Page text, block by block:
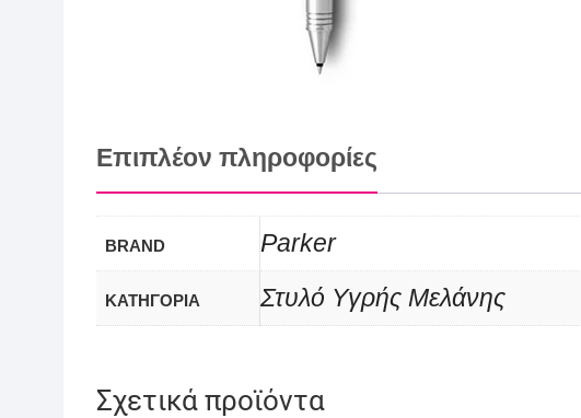
Επιπλέον πληροφορίες
BRAND Parker
ΚΑΤΗΓΟΡΙΑ Στυλό Υγρής Μελάνης
Σχετικά προϊόντα